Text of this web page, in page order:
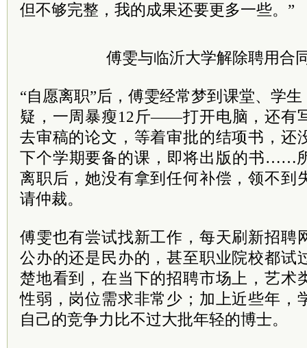
但不够完整，我的成果还要更多一些。”
傅雯与临沂大学解除聘用合
“自愿离职”后，傅雯经常梦到课堂、学
疑，一周暴瘦12斤——打开电脑，还有
去审稿的论文，等着审批的结项书，还
下个学期要备的课，即将出版的书……
离职后，她没有拿到任何补偿，领不到
请仲裁。
傅雯也有尝试找新工作，每天刷新招聘
公办的还是民办的，甚至职业院校都试
楚地看到，在当下的招聘市场上，艺术
性弱，岗位需求非常少；加上近些年，
自己的竞争力比不过大批年轻的博士。